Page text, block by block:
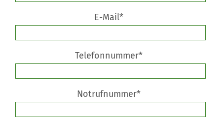
E-Mail*
Telefonnummer*
Notrufnummer*